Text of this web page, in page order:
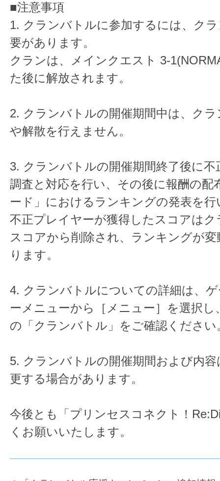
■注意事項
1. クランバトルに参加するには、ク
要があります。
クランは、メインクエスト 3-
た後に解放されます。
2. クランバトルの開催期間中は、ク
や解散を行えません。
3. クランバトルの開催期間終了後に
調査と対応を行い、その後に報酬の配
ード」におけるランキングの発表を行
不正プレイヤーが獲得したスコアはク
スコアから削除され、ランキングが
ります。
4. クランバトルについての詳細は、
ーメニューから［メニュー］を選択し
の「クランバトル」をご確認ください
5. クランバトルの開催期間および内
更する場合があります。
今後とも「プリンセスコネクト！
くお願いいたします。